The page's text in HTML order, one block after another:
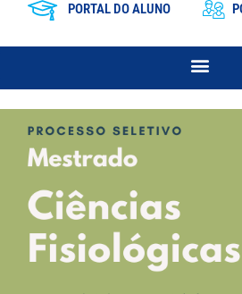
PORTAL DO ALUNO